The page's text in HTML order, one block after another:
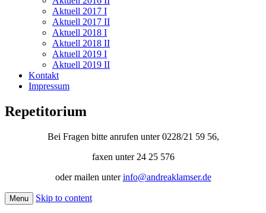
Aktuell 2017 I
Aktuell 2017 II
Aktuell 2018 I
Aktuell 2018 II
Aktuell 2019 I
Aktuell 2019 II
Kontakt
Impressum
Repetitorium
Bei Fragen bitte anrufen unter 0228/21 59 56,
faxen unter 24 25 576
oder mailen unterinfo@andreaklamser.de
Menu Skip to content